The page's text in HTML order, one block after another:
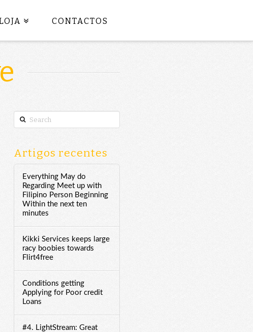
CONTACTOS
Search
Artigos recentes
Everything May do
Regarding Meet up with
Filipino Person Beginning
Within the next ten
minutes
Kikki Services keeps large
racy boobies towards
Flirt4free
Conditions getting
Applying for Poor credit
Loans
#4. LightStream: Great